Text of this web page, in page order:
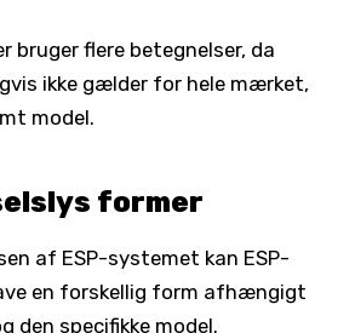
bruger flere betegnelser, da
ikke gælder for hele mærket,
model.
former
af ESP-systemet kan ESP-
en forskellig form afhængigt
den specifikke model.